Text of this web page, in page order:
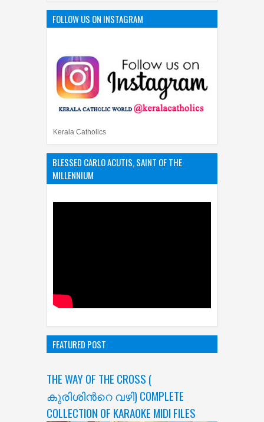
FOLLOW US ON INSTAGRAM
Kerala Catholics
BLESSED CARLO ACUTIS, SAINT OF THE
MILLENNIUM
FEATURED POST
THE WAY OF THE CROSS (
കുരിശിന്‍റെ വഴി) COMPLETE
COLLECTION OF KARAOKE MIDI FILES